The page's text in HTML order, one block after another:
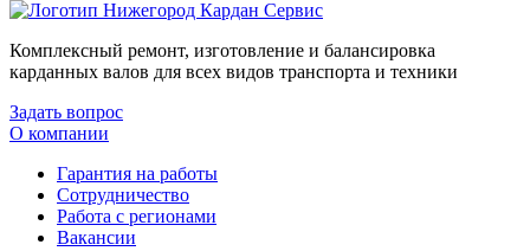
Комплексный ремонт, изготовление и балансировка
карданных валов для всех видов транспорта и техники
Задать вопрос
О компании
Гарантия на работы
Сотрудничество
Работа с регионами
Вакансии